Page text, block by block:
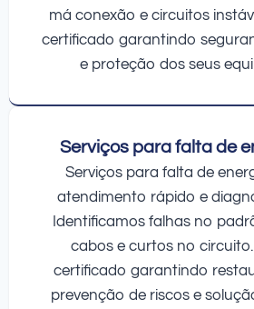
má conexão e circuitos
certificado garantindo
e proteção dos seus
Serviços para falta de
Serviços para falta de
atendimento rápido e
Identificamos falhas no
cabos e curtos no circuito.
certificado garantindo
prevenção de riscos e